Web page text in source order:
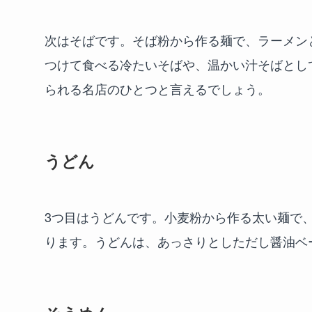
次はそばです。そば粉から作る麺で、ラーメ
つけて食べる冷たいそばや、温かい汁そばと
られる名店のひとつと言えるでしょう。
うどん
3つ目はうどんです。小麦粉から作る太い麺で
ります。うどんは、あっさりとしただし醤油